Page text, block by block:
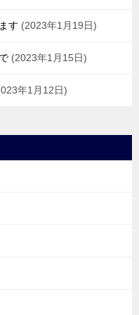
す 2023年1月19日
2023年1月15日
年1月12日